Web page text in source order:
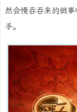
然会慢吞吞来的做
手。